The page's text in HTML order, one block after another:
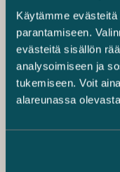
Käytämme
parantamiseen.
evästeitä sisällön
analysoimiseen ja
tukemiseen. Voit
alareunassa